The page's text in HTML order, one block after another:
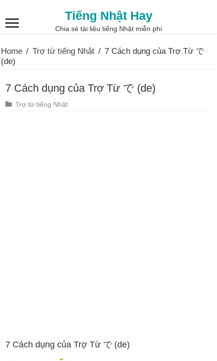
Tiếng Nhật Hay
Chia sẻ tài liệu tiếng Nhật miễn phí
Home / Trợ từ tiếng Nhật / 7 Cách dụng của Trợ Từ で
(de)
7 Cách dụng của Trợ Từ で (de)
Trợ từ tiếng Nhật
7 Cách dụng của Trợ Từ で (de)